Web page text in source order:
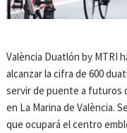
València Duatlón by MTRI
alcanzar la cifra de 600
servir de puente a futuros
en La Marina de València.
que ocupará el centro